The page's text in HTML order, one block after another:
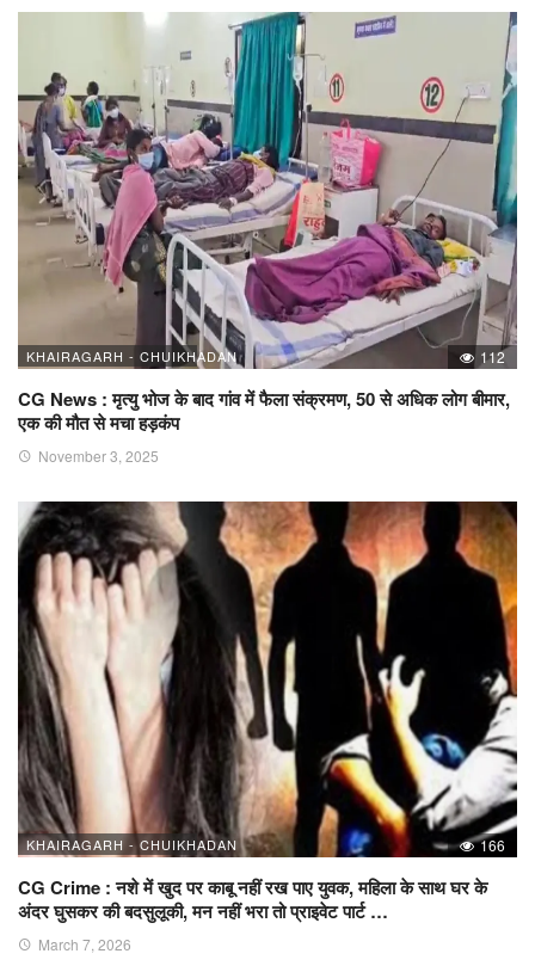
KHAIRAGARH - CHUIKHADAN 112
CG News : मृत्यु भोज के बाद गांव में फैला संक्रमण, 50 से अधिक लोग बीमार,
एक की मौत से मचा हड़कंप
November 3, 2025
KHAIRAGARH - CHUIKHADAN 166
CG Crime : नशे में खुद पर काबू नहीं रख पाए युवक, महिला के साथ घर के
अंदर घुसकर की बदसुलूकी, मन नहीं भरा तो प्राइवेट पार्ट …
March 7, 2026